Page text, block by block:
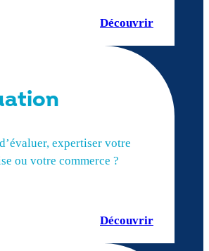
Découvrir
expertiser votre
ou votre commerce ?
Découvrir